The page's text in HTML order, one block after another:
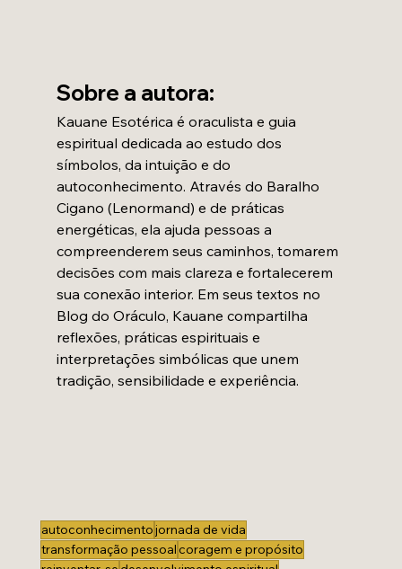
Sobre a autora:
Kauane Esotérica é oraculista e guia
espiritual dedicada ao estudo dos
símbolos, da intuição e do
autoconhecimento. Através do Baralho
Cigano (Lenormand) e de práticas
energéticas, ela ajuda pessoas a
compreenderem seus caminhos, tomarem
decisões com mais clareza e fortalecerem
sua conexão interior. Em seus textos no
Blog do Oráculo, Kauane compartilha
reflexões, práticas espirituais e
interpretações simbólicas que unem
tradição, sensibilidade e experiência.
autoconhecimentojornada de vida
transformação pessoalcoragem e propósito